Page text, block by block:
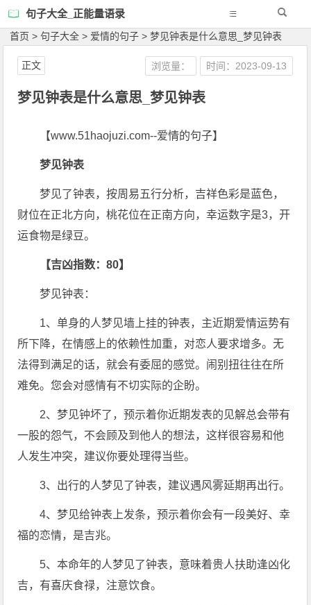
句子大全_正能量语录
首页 >句子大全 > 爱情的句子 >梦见钟表是什么意思_梦见钟表
梦见钟表是什么意思_梦见钟表
浏览量： 时间：2023-09-13
正文
【www.51haojuzi.com--爱情的句子】
梦见钟表
梦见了钟表，按周易五行分析，吉祥色彩是蓝色，
财位在正北方向，桃花位在正南方向，幸运数字是3，开
运食物是绿豆。
【吉凶指数：80】
梦见钟表：
1、单身的人梦见墙上挂的钟表，主近期爱情运势有
所下降，在情感上的依赖性加重，对恋人要求增多。无
法得到满足的话，就会有委屈的感觉。闹别扭往往在所
难免。您会对感情有不切实际的企盼。
2、梦见钟坏了，预示着你近期发表的见解总会带有
一股的怨气，不会顾及到他人的想法，这样很容易和他
人发生冲突，建议你要处理得当些。
3、出行的人梦见了钟表，建议遇风雾延期再出行。
4、梦见给钟表上发条，预示着你会有一段美好、幸
福的恋情，是吉兆。
5、本命年的人梦见了钟表，意味着贵人扶助逢凶化
吉，有喜庆食禄，注意饮食。